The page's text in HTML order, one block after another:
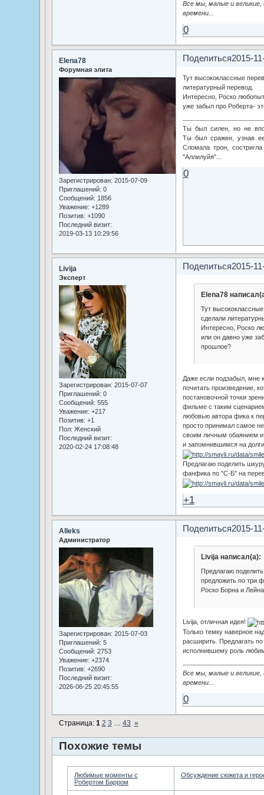
Все мы, малые и
времени...
0
Поделиться2015-
Elena78
Форумная элита
Зарегистрирован: 2015-07-09
Приглашений: 0
Сообщений: 1856
Уважение: +1289
Позитив: +1090
Последний визит:
2019-03-13 10:29:56
Тут высококлассные
литературный перевод.
Интересно, Роско
уже забыл про Роберта-
Ты был силен, но не
Ты был сражен, узнав
Сломала трон,
"Аллилуйя"...
0
Поделиться2015-
Livija
Эксперт
Зарегистрирован: 2015-07-07
Приглашений: 0
Сообщений: 555
Уважение: +217
Позитив: +1
Пол: Женский
Последний визит:
2020-02-24 17:08:48
Elena78
Тут
сделали
Интересно, Роско
или он давно уже
прошлое?
Даже если подзабыл, мне
почитать произведение,
постановочной точки
фильме с таким
любовью автора фика к
просто принимал самое
своим личным обаянием и
и запомнившимся на
Предлагаю поделить
фанфика по "С-Б" на
+1
Поделиться2015-
Alleks
Администратор
Зарегистрирован: 2015-07-03
Приглашений: 5
Сообщений: 2753
Уважение: +2374
Позитив: +2690
Последний визит:
2026-06-25 20:45:55
Livija написал(а):
Предлагаю
предложить по три
Роско Борна и
Livija, отличная идея!
Только темку наверное
расширить. Предлагать
исполнившему роль
Все мы, малые и
времени...
0
Страница: 1 2 3 … 43 »
Похожие темы
Любимые моменты с
Робертом Барром
Обсуждение сюжета и